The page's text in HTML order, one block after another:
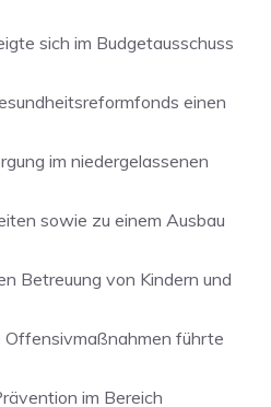
sich im Budgetausschuss
einen
im niedergelassenen
sowie zu einem Ausbau
Betreuung von Kindern und
führte
im Bereich